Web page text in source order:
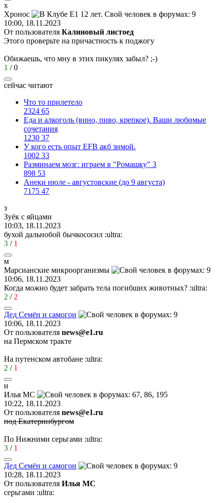
х
Хронос
10:00, 18.11.2023
От пользователя Калиновый листоед
Этого проверьте на причастность к поджогу
Обижаешь, что мну в этих пикулях забыл? ;-)
1 /0
сейчас читают
Что то прилетело
2324 65
Еда и алкоголь (вино, пиво, крепкое). Ваши любимые
сочетания
1230 37
У кого есть опыт EFB акб зимой.
1002 33
Разминаем мозг: играем в "Ромашку" 3
898 53
Анеки июле - августовские (до 9 августа)
7175 47
з
Зуёк с яйцами
10:03, 18.11.2023
бухой дальнобой бычкососил :ultra:
3 / 1
м
Марсианские микроорганизмы
10:06, 18.11.2023
Когда можно будет забрать тела погибших животных? :ultra:
2 / 2
Дед Семён и самогон
10:06, 18.11.2023
От пользователя news@e1.ru
на Пермском тракте
На путенском автобане :ultra:
2 / 1
и
Илья MC
10:22, 18.11.2023
От пользователя news@e1.ru
под Екатеринбургом
По Нижними серьгами :ultra:
3 / 1
Дед Семён и самогон
10:28, 18.11.2023
От пользователя Илья MC
серьгами :ultra: